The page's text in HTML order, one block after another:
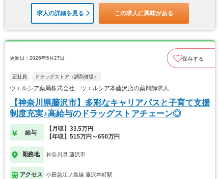
求人の詳細を見る この求人に興味がある
更新日：2026年6月27日 保存する
正社員 ドラッグストア（調剤併設）
ウエルシア薬局株式会社 ウエルシア本藤沢店の薬剤師求人
【神奈川県藤沢市】多彩なキャリアパスと子育て支援
制度充実♪高給与のドラッグストアチェーン◎
給与
【月収】33.5万円
【年収】515万円～650万円
勤務地 神奈川県 藤沢市
アクセス 小田急江ノ島線 藤沢本町駅